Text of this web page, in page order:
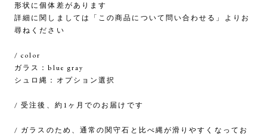
形状に個体差があります
詳細に関しましては「この商品について問い合わせる」よりお
尋ねください
/ color
ガラス：blue gray
シュロ縄：オプション選択
/ 受注後、約1ヶ月でのお届けです
/ ガラスのため、通常の関守石と比べ縄が滑りやすくなってお